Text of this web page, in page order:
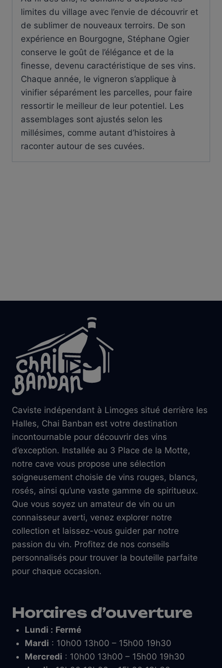
limites du village avec l’envie de découvrir et
de sublimer de nouveaux terroirs. De son
expérience en Bourgogne, Stéphane Ogier
conserve le goût de l’élégance et de la
finesse, devenu caractéristique de ses vins.
Chaque année, le vigneron s’applique à
vinifier séparément les parcelles, pour faire
ressortir le meilleur de leur potentiel. Les
assemblages sont ajustés selon les
millésimes, comme autant d’histoires à
raconter autour de ses cuvées.
Caviste indépendant à Limoges situé derrière les
Halles, Chai Banban est votre destination
incontournable pour découvrir des vins
d’exception. Installée au 3 Place de la Motte,
notre cave vous propose une sélection
soigneusement choisie de vins rouges, blancs,
rosés, ainsi qu’une vaste gamme de spiritueux.
Que vous soyez un amateur de vin ou un
connaisseur averti, venez explorer notre
collection et laissez-vous guider par notre
passion du vin. Profitez de nos conseils
personnalisés pour trouver la bouteille parfaite
pour chaque occasion.
Horaires d’ouverture
Lundi : Fermé
Mardi : 10h00 13h00 – 15h00 19h30
Mercredi : 10h00 13h00 – 15h00 19h30